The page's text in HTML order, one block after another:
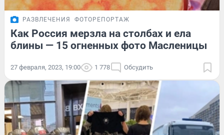
РАЗВЛЕЧЕНИЯ ФОТОРЕПОРТАЖ
Как Россия мерзла на столбах и ела
блины — 15 огненных фото Масленицы
27 февраля, 2023, 19:00 1 778 Обсудить